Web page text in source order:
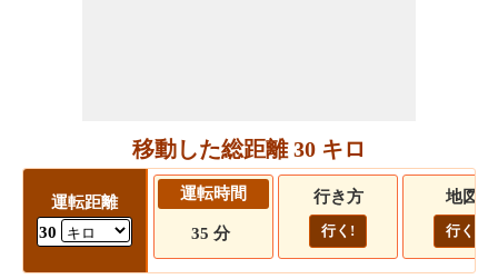
移動した総距離 30 キロ
運転距離
30
運転時間
35 分
行き方
行く!
地図
行く!